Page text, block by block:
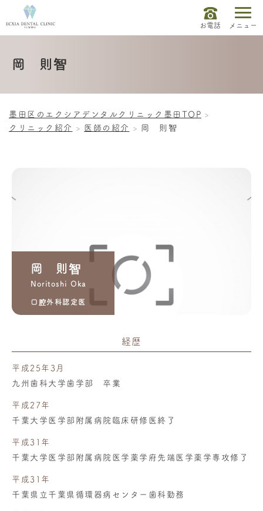
お電話 メニュー
岡 則智
墨田区のエクシアデンタルクリニック墨田TOP
クリニック紹介
医師の紹介 岡 則智
岡 則智
Noritoshi Oka
口腔外科認定医
経歴
平成25年3月
九州歯科大学歯学部 卒業
平成27年
千葉大学医学部附属病院臨床研修医終了
平成31年
千葉大学医学部附属病院医学薬学府先端医学薬学専攻修了
平成31年
千葉県立千葉県循環器病センター歯科勤務